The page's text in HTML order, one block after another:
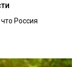
Россия